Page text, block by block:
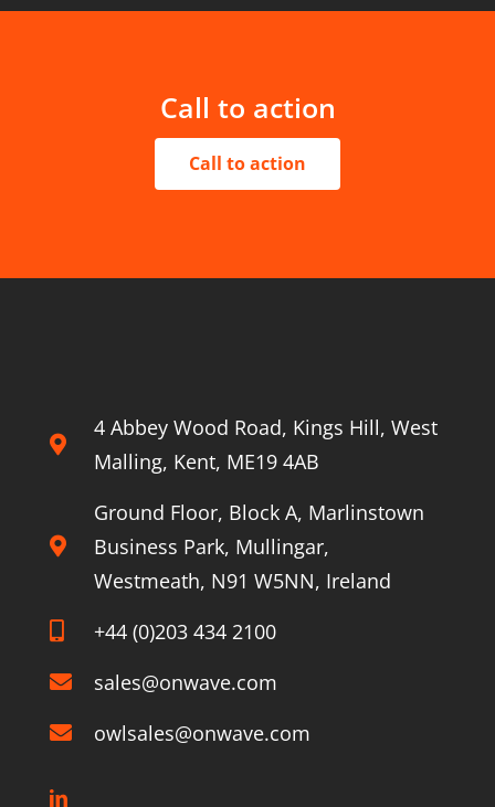
Call to action
Call to action
4 Abbey Wood Road, Kings Hill, West
Malling, Kent, ME19 4AB
Ground Floor, Block A, Marlinstown
Business Park, Mullingar,
Westmeath, N91 W5NN, Ireland
+44 (0)203 434 2100
sales@onwave.com
owlsales@onwave.com